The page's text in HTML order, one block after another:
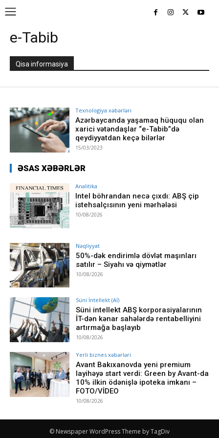
e-Tabib
Qisa informasiya
Texnologiya xəbərləri
Azərbaycanda yaşamaq hüququ olan
xarici vətəndaşlar “e-Tabib”də
qeydiyyatdan keçə bilərlər
15/03/2023
ƏSAS XƏBƏRLƏR
Analitika
Intel böhrandan necə çıxdı: ABŞ çip
istehsalçısının yeni mərhələsi
10/08/2026
Nəqliyyat
50%-dək endirimlə dövlət maşınları
satılır – Siyahı və qiymətlər
10/08/2026
Süni İntellekt (Aİ)
Süni intellekt ABŞ korporasiyalarının
İT-dən kənar sahələrdə rentabelliyini
artırmağa başlayıb
10/08/2026
Yerli biznes xəbərləri
Avant Bakıxanovda yeni premium
layihəyə start verdi: Green by Avant-da
10% ilkin ödənişlə ipoteka imkanı –
FOTO/VİDEO
10/08/2026
© Newspaper WordPress Theme by TagDiv